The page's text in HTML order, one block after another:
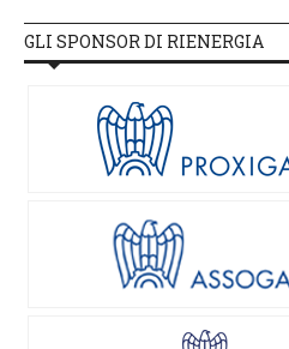
GLI SPONSOR DI RIENERGIA